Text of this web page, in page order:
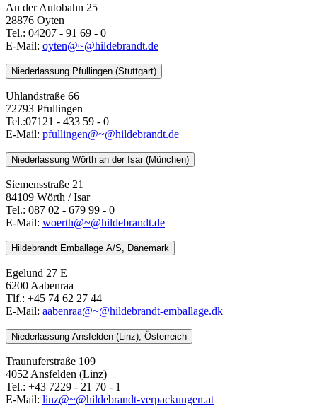
An der Autobahn 25
28876 Oyten
Tel.: 04207 - 91 69 - 0
E-Mail: oyten@~@hildebrandt.de
Niederlassung Pfullingen (Stuttgart)
Uhlandstraße 66
72793 Pfullingen
Tel.:07121 - 433 59 - 0
E-Mail: pfullingen@~@hildebrandt.de
Niederlassung Wörth an der Isar (München)
Siemensstraße 21
84109 Wörth / Isar
Tel.: 087 02 - 679 99 - 0
E-Mail: woerth@~@hildebrandt.de
Hildebrandt Emballage A/S, Dänemark
Egelund 27 E
6200 Aabenraa
Tlf.: +45 74 62 27 44
E-Mail: aabenraa@~@hildebrandt-emballage.dk
Niederlassung Ansfelden (Linz), Österreich
Traunuferstraße 109
4052 Ansfelden (Linz)
Tel.: +43 7229 - 21 70 - 1
E-Mail: linz@~@hildebrandt-verpackungen.at